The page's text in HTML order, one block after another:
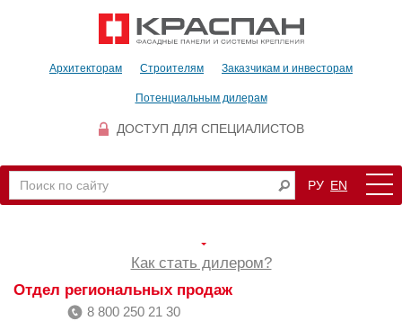
Архитекторам Строителям Заказчикам и инвесторам
Потенциальным дилерам
ДОСТУП ДЛЯ СПЕЦИАЛИСТОВ
РУ EN
Как стать дилером?
Отдел региональных продаж
8 800 250 21 30